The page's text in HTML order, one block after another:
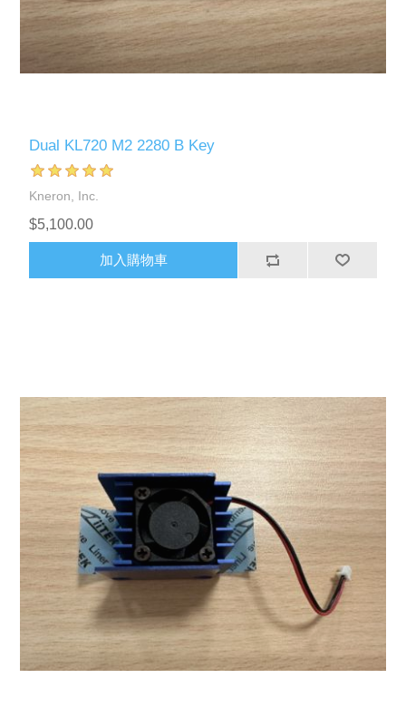
Dual KL720 M2 2280 B Key
Kneron, Inc.
$5,100.00
加入購物車